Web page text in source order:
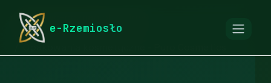
e-Rzemiosło
rymarstwo-poznan.pl
Opakowania i etykiety